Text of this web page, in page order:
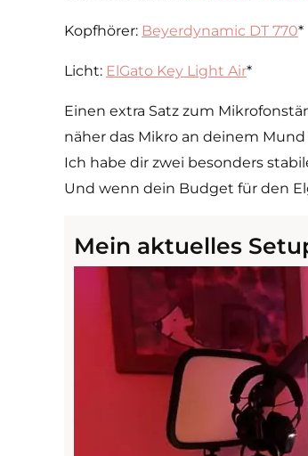
Kopfhörer: Beyerdynamic DT 770*
Licht: ElGato Key Light Air*
Einen extra Satz zum
näher das Mikro an deinem
Ich habe dir zwei besonders
Und wenn dein Budget für den
Mein aktuelles